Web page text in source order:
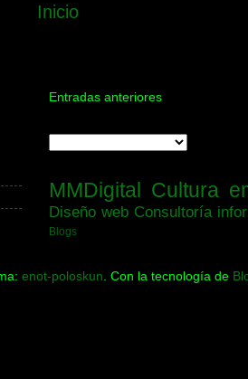
Inicio
Entradas anteriores
MMDigital Cultura
Diseño web Consultoría
Blogs
enot-poloskun . Con la tecnología de